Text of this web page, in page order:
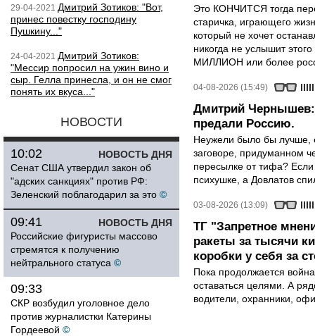
29-04-2021 Дмитрий Зотиков: "Вот,
принес повестку господину
Пушкину..."
24-04-2021 Дмитрий Зотиков:
"Мессир попросил на ужин вино и
сыр. Гелла принесла, и он не смог
понять их вкуса..."
НОВОСТИ
НОВОСТЬ ДНЯ
10:02
Сенат США утвердил закон об
"адских санкциях" против РФ:
Зеленский поблагодарил за это ©
НОВОСТЬ ДНЯ
09:41
Российские фигуристы массово
стремятся к получению
нейтрального статуса ©
09:33
СКР возбудил уголовное дело
против журналистки Катерины
Гордеевой ©
Это КОНЧИТСЯ тогда
старичка, играющего
который не хочет
никогда не услышит
МИЛЛИОН или более
04-08-2026 (15:49)
Дмитрий Чернышев:
предали Россию.
Неужели было бы лучше,
заговоре, придуманном
пересылке от тифа?
психушке, а Довлатов
03-08-2026 (13:09)
ТГ "Запретное
ракеты за тысячи
коробки у себя за
Пока продолжается
оставаться целями. А
водители, охранники,